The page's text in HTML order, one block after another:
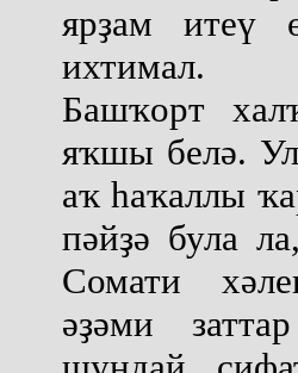
ярҙам итеү
ихтимал.
Башҡорт
яҡшы белә.
аҡ һаҡаллы
пәйҙә була
Сомати
әҙәми